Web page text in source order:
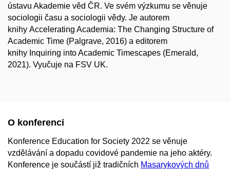
ústavu Akademie věd ČR. Ve svém výzkumu se věnuje
sociologii času a sociologii vědy. Je autorem
knihy Accelerating Academia: The Changing Structure of
Academic Time (Palgrave, 2016) a editorem
knihy Inquiring into Academic Timescapes (Emerald,
2021). Vyučuje na FSV UK.
O konferenci
Konference Education for Society 2022 se věnuje
vzdělávání a dopadu covidové pandemie na jeho aktéry.
Konference je součástí již tradičních Masarykových dnů